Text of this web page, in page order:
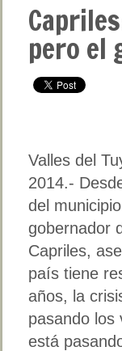
pero el
Valles del
2014.-
del
gobernador
Capriles,
país tiene
años, la
pasando los
está